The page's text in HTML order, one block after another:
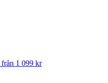
från 1 099 kr